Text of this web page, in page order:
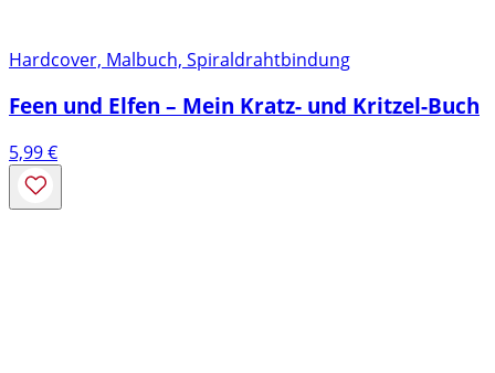
Hardcover, Malbuch, Spiraldrahtbindung
Feen und Elfen – Mein Kratz- und Kritzel-Buch
5,99€